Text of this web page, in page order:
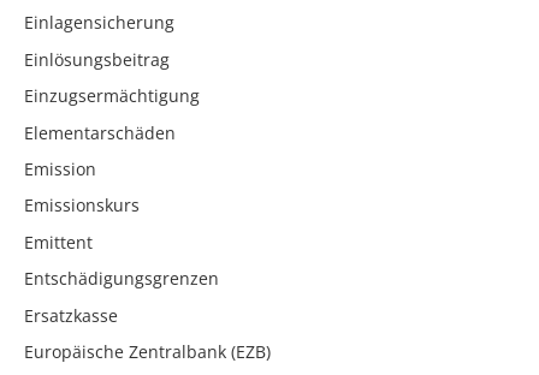
Einlagensicherung
Einlösungsbeitrag
Einzugsermächtigung
Elementarschäden
Emission
Emissionskurs
Emittent
Entschädigungsgrenzen
Ersatzkasse
Europäische Zentralbank (EZB)